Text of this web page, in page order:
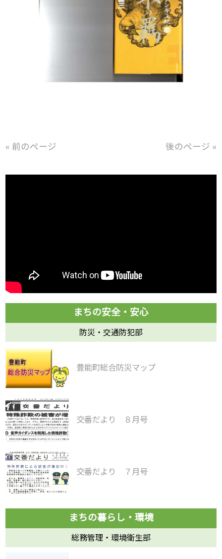
« 前のページ 後のページ »
防災・交通防犯部
豊能町総合防災マップ
交番だより ８月号
交番だより ７月号
総務管理・環境衛生部